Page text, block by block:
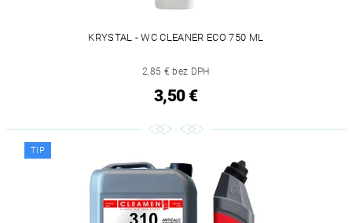
KRYSTAL - WC CLEANER ECO 750 ML
2,85 € bez DPH
3,50 €
TIP